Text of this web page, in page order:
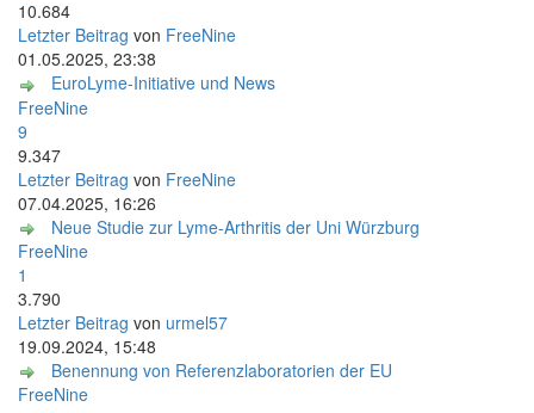
10.684
Letzter Beitrag von FreeNine
01.05.2025, 23:38
EuroLyme-Initiative und News
FreeNine
9
9.347
Letzter Beitrag von FreeNine
07.04.2025, 16:26
Neue Studie zur Lyme-Arthritis der Uni Würzburg
FreeNine
1
3.790
Letzter Beitrag von urmel57
19.09.2024, 15:48
Benennung von Referenzlaboratorien der EU
FreeNine